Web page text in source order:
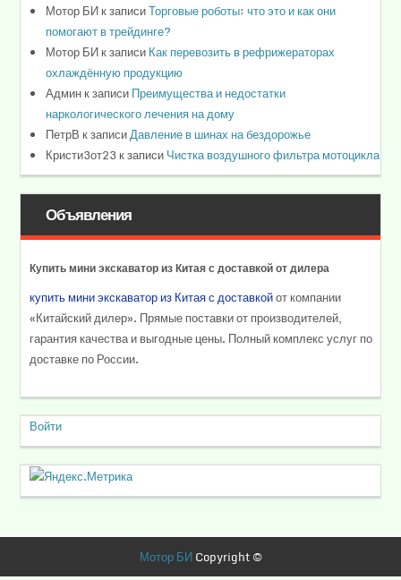
Мотор БИк записиТорговые роботы: что это и как они
помогают в трейдинге?
Мотор БИк записиКак перевозить в рефрижераторах
охлаждённую продукцию
Админк записиПреимущества и недостатки
наркологического лечения на дому
ПетрВ к записиДавление в шинах на бездорожье
Кристи3от23 к записиЧистка воздушного фильтра мотоцикла
Объявления
Купить мини экскаватор из Китая с доставкой от дилера
купить мини экскаватор из Китая с доставкойот компании
«Китайский дилер». Прямые поставки от производителей,
гарантия качества и выгодные цены. Полный комплекс услуг по
доставке по России.
Войти
Мотор БИCopyright ©